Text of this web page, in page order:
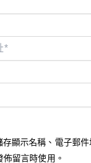
存顯示名稱、電子郵
留言時使用。